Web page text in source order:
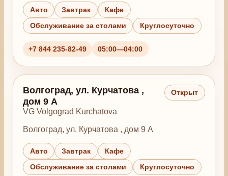
Авто Завтрак Кафе
Обслуживание за столами Круглосуточно
+7 844 235-82-49 05:00—04:00
Волгоград, ул. Курчатова ,
дом 9 А
VG Volgograd Kurchatova
Открыт
Волгоград, ул. Курчатова , дом 9 А
Авто Завтрак Кафе
Обслуживание за столами Круглосуточно